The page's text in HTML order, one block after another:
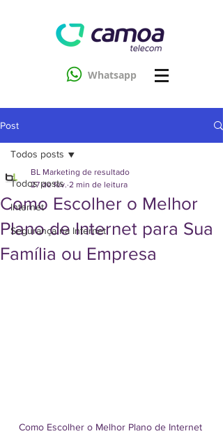
Whatsapp
Post
Todos posts
Internet
Segurança na Internet
Todos posts
Como Escolher o Melhor
Plano de Internet para Sua
Família ou Empresa
BL Marketing de resultado
27 de fev. 2 min de leitura
Como Escolher o Melhor Plano de Internet